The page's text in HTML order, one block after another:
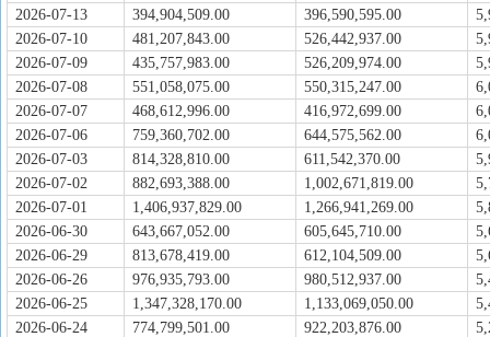
2026-07-13
394,904,509.00 396,590,595.00
2026-07-10
481,207,843.00 526,442,937.00
2026-07-09
435,757,983.00 526,209,974.00
2026-07-08
551,058,075.00 550,315,247.00
2026-07-07
468,612,996.00 416,972,699.00
2026-07-06
759,360,702.00 644,575,562.00
2026-07-03
814,328,810.00 611,542,370.00
2026-07-02
882,693,388.00 1,002,671,819.00
2026-07-01
1,406,937,829.00 1,266,941,269.00
2026-06-30
643,667,052.00 605,645,710.00
2026-06-29
813,678,419.00 612,104,509.00
2026-06-26
976,935,793.00 980,512,937.00
2026-06-25
1,347,328,170.00 1,133,069,050.00
2026-06-24
774,799,501.00 922,203,876.00